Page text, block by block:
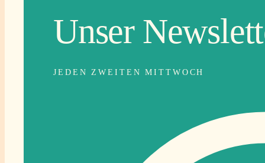
Unser
JEDEN ZWEITEN MITTWOCH